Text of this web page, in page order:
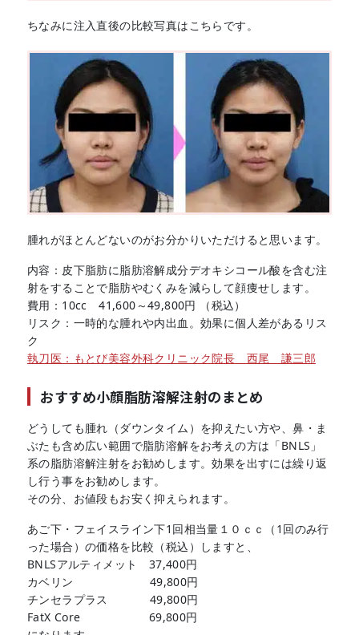
ちなみに注入直後の比較写真はこちらです。
腫れがほとんどないのがお分かりいただけると思います。
内容：皮下脂肪に脂肪溶解成分デオキシコール酸を含む注
射をすることで脂肪やむくみを減らして顔痩せします。
費用：10cc 41,600～49,800円 （税込）
リスク：一時的な腫れや内出血。効果に個人差があるリス
ク
執刀医：もとび美容外科クリニック院長 西尾 謙三郎
おすすめ小顔脂肪溶解注射のまとめ
どうしても腫れ（ダウンタイム）を抑えたい方や、鼻・ま
ぶたも含め広い範囲で脂肪溶解をお考えの方は「BNLS」
系の脂肪溶解注射をお勧めします。効果を出すには繰り返
し行う事をお勧めします。
その分、お値段もお安く抑えられます。
あご下・フェイスライン下1回相当量１０ｃｃ（1回のみ行
った場合）の価格を比較（税込）しますと、
BNLSアルティメット 37,400円
カベリン 49,800円
チンセラプラス 49,800円
FatX Core 69,800円